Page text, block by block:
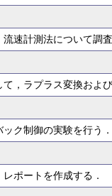
速計測法について調
，ラプラス変換およ
ク制御の実験を行う．
ポートを作成する．